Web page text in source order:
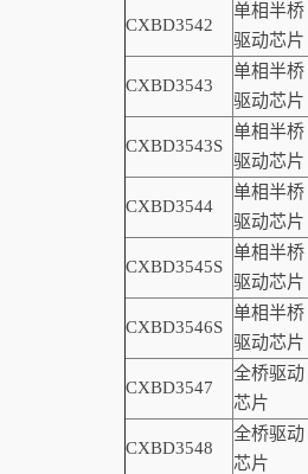
CXBD3542
单相半桥
驱动芯片
CXBD3543
单相半桥
驱动芯片
CXBD3543S
单相半桥
驱动芯片
CXBD3544
单相半桥
驱动芯片
CXBD3545S
单相半桥
驱动芯片
CXBD3546S
单相半桥
驱动芯片
CXBD3547
全桥驱动
芯片
CXBD3548
全桥驱动
芯片